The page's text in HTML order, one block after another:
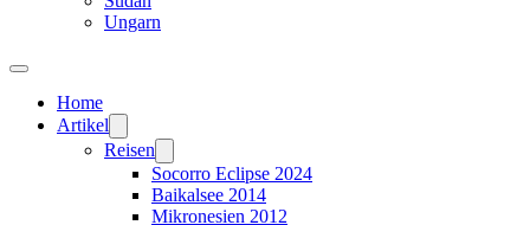
Ungarn
Home
Artikel
Reisen
Socorro Eclipse 2024
Baikalsee 2014
Mikronesien 2012